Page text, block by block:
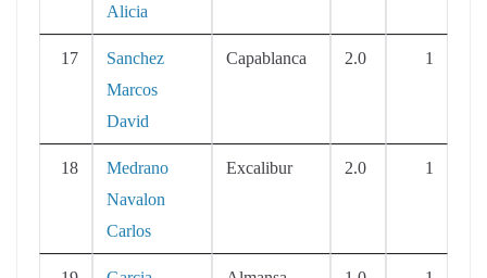
Alicia
17
Sanchez
Marcos
David
Capablanca 2.0 1
18
Medrano
Navalon
Carlos
Excalibur 2.0 1